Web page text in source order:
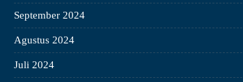
September 2024
Agustus 2024
Juli 2024